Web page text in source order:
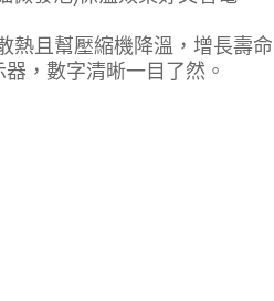
且幫壓縮機降溫，增長壽命
，數字清晰一目了然。